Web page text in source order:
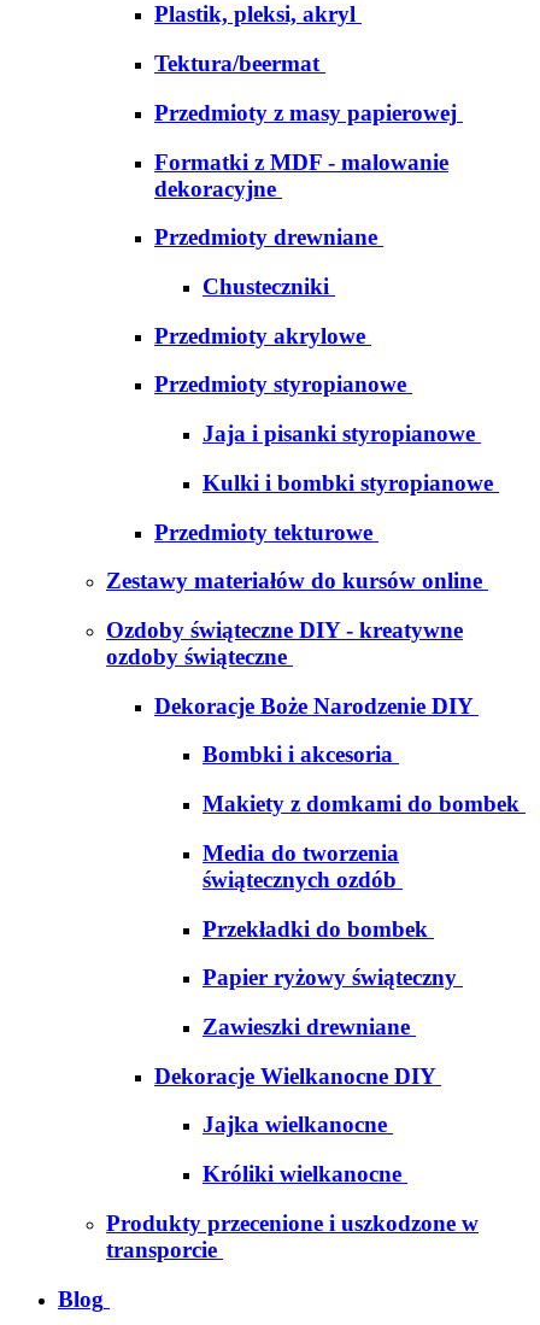
Plastik, pleksi, akryl
Tektura/beermat
Przedmioty z masy papierowej
Formatki z MDF - malowanie
dekoracyjne
Przedmioty drewniane
Chusteczniki
Przedmioty akrylowe
Przedmioty styropianowe
Jaja i pisanki styropianowe
Kulki i bombki styropianowe
Przedmioty tekturowe
Zestawy materiałów do kursów online
Ozdoby świąteczne DIY - kreatywne
ozdoby świąteczne
Dekoracje Boże Narodzenie DIY
Bombki i akcesoria
Makiety z domkami do bombek
Media do tworzenia
świątecznych ozdób
Przekładki do bombek
Papier ryżowy świąteczny
Zawieszki drewniane
Dekoracje Wielkanocne DIY
Jajka wielkanocne
Króliki wielkanocne
Produkty przecenione i uszkodzone w
transporcie
Blog